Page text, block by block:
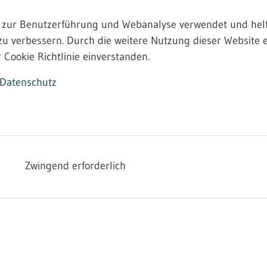
Verfügung:
Arbeitszeitgestaltung im betrieblichen Alltag immer
sowohl an Arbeitgeberinnen und Arbeitgeber als
zur Benutzerführung und Webanalyse verwendet und
verbessern. Durch die weitere Nutzung dieser Website
Richtlinie einverstanden.
Datenschutz
Zwingend erforderlich